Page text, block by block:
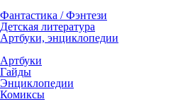
Фантастика / Фэнтези
Детская литература
Артбуки, энциклопедии
Артбуки
Гайды
Энциклопедии
Комиксы